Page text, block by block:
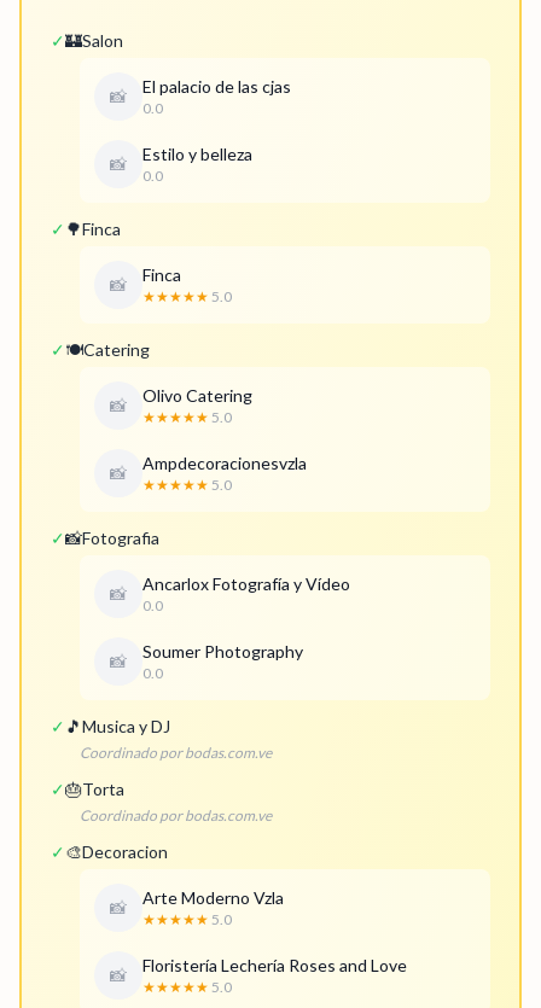
✓🏰Salon
📸 El palacio de las cjas
0.0
📸 Estilo y belleza
0.0
✓ 🌳Finca
📸 Finca
★★★★★ 5.0
✓🍽️Catering
📸 Olivo Catering
★★★★★ 5.0
📸 Ampdecoracionesvzla
★★★★★ 5.0
✓📸Fotografia
📸 Ancarlox Fotografía y Vídeo
0.0
📸 Soumer Photography
0.0
✓ 🎵Musica y DJ
Coordinado por bodas.com.ve
✓🎂Torta
Coordinado por bodas.com.ve
✓🎨Decoracion
📸 Arte Moderno Vzla
★★★★★ 5.0
📸 Floristería Lechería Roses and Love
★★★★★ 5.0